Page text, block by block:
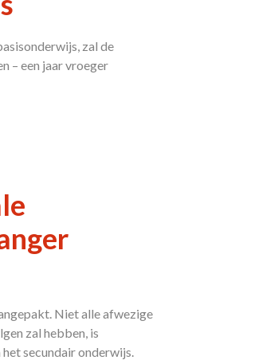
zal de
– een jaar vroeger
Niet alle afwezige
zal hebben, is
secundair onderwijs.